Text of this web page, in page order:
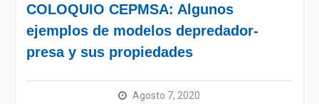
COLOQUIO CEPMSA: Algunos
ejemplos de modelos depredador-
presa y sus propiedades
Agosto 7, 2020